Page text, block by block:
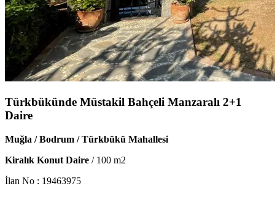
Türkbükünde Müstakil Bahçeli Manzaralı 2+1
Daire
Muğla / Bodrum / Türkbükü Mahallesi
Kiralık Konut Daire / 100 m2
İlan No : 19463975